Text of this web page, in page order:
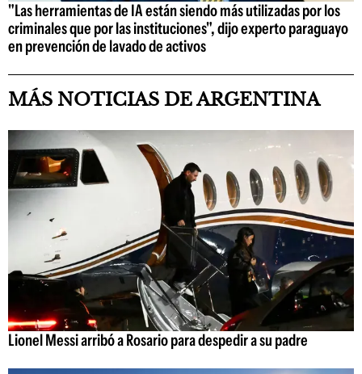
"Las herramientas de IA están siendo más utilizadas por los
criminales que por las instituciones", dijo experto paraguayo
en prevención de lavado de activos
MÁS NOTICIAS DE ARGENTINA
Lionel Messi arribó a Rosario para despedir a su padre